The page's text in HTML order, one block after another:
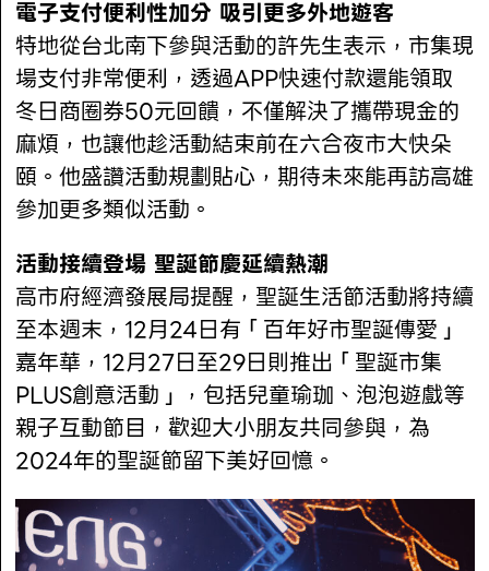
電子支付便利性加分 吸引更多外地遊客
特地從台北南下參與活動的許先生表示，市集現
場支付非常便利，透過APP快速付款還能領取
冬日商圈券50元回饋，不僅解決了攜帶現金的
麻煩，也讓他趁活動結束前在六合夜市大快朵
頤。他盛讚活動規劃貼心，期待未來能再訪高雄
參加更多類似活動。
活動接續登場 聖誕節慶延續熱潮
高市府經濟發展局提醒，聖誕生活節活動將持續
至本週末，12月24日有「百年好市聖誕傳愛」
嘉年華，12月27日至29日則推出「聖誕市集
PLUS創意活動」，包括兒童瑜珈、泡泡遊戲等
親子互動節目，歡迎大小朋友共同參與，為
2024年的聖誕節留下美好回憶。